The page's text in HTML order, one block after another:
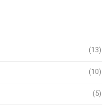
(13)
(10)
(5)